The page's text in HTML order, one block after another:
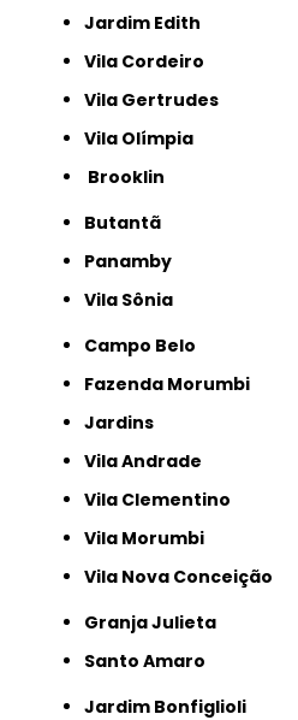
Jardim Edith
Vila Cordeiro
Vila Gertrudes
Vila Olímpia
Brooklin
Butantã
Panamby
Vila Sônia
Campo Belo
Fazenda Morumbi
Jardins
Vila Andrade
Vila Clementino
Vila Morumbi
Vila Nova Conceição
Granja Julieta
Santo Amaro
Jardim Bonfiglioli